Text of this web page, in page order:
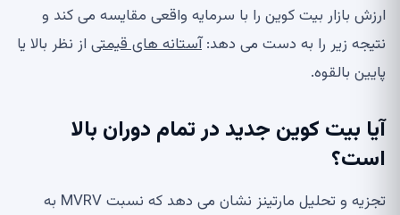
ارزش بازار بیت کوین را با سرمایه واقعی مقایسه می کند و
نتیجه زیر را به دست می دهد:آستانه های قیمتی از نظر بالا یا
پایین بالقوه.
آیا بیت کوین جدید در تمام دوران بالا
است؟
تجزیه و تحلیل مارتینز نشان می دهد که نسبت MVRV به